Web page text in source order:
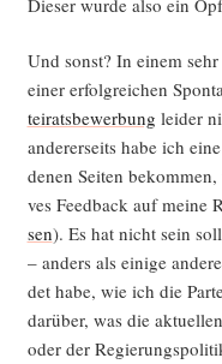
Und sonst? In einem
einer erfolg­rei­chen
tei­rats­be­wer­bung lei­der
ande­rer­seits habe ich
de­nen Sei­ten
ves Feed­back auf mei­ne
sen). Es hat nicht sein
– anders als eini­ge
det habe, wie ich die
dar­über, was die
oder der